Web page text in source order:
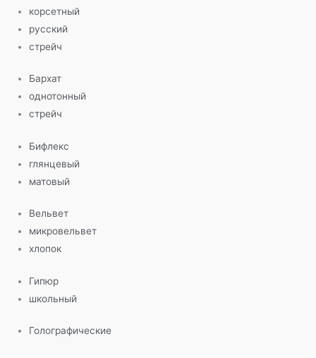
корсетный
русский
стрейч
Бархат
однотонный
стрейч
Бифлекс
глянцевый
матовый
Вельвет
микровельвет
хлопок
Гипюр
школьный
Голографические